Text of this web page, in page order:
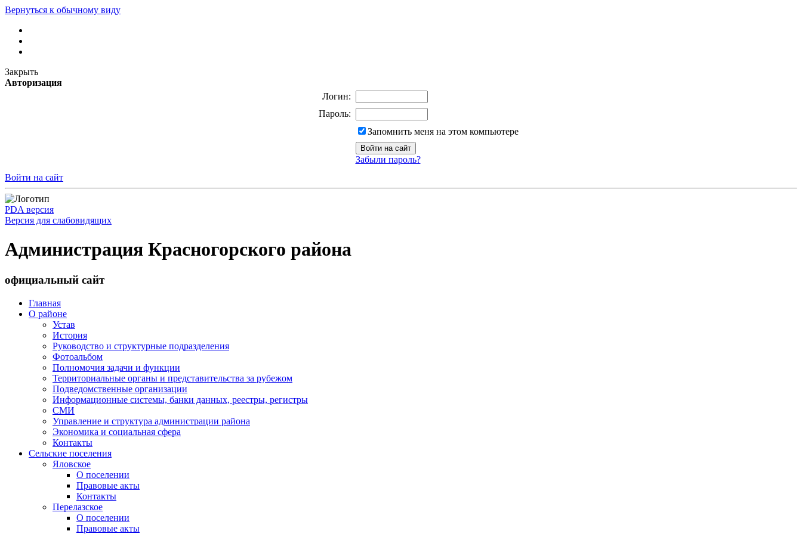
Вернуться к обычному виду
Закрыть
Авторизация
Логин:
Пароль:
Запомнить меня на этом компьютере
Забыли пароль?
Войти на сайт
PDA версия
Версия для слабовидящих
Администрация Красногорского района
официальный сайт
Главная
О районе
Устав
История
Руководство и структурные подразделения
Фотоальбом
Полномочия задачи и функции
Территориальные органы и представительства за рубежом
Подведомственные организации
Информационные системы, банки данных, реестры, регистры
СМИ
Управление и структура администрации района
Экономика и социальная сфера
Контакты
Сельские поселения
Яловское
О поселении
Правовые акты
Контакты
Перелазское
О поселении
Правовые акты